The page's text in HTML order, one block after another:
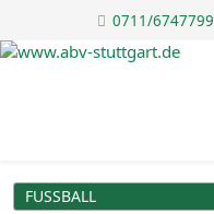
0711/6747799
FUSSBALL